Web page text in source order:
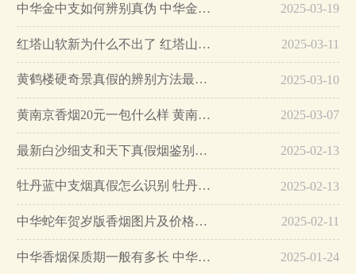
中华金中支如何辨别真伪 中华金中支真假烟鉴别方法… 2025-03-19
红塔山软新为什么不出了 红塔山软新烟停售原因详解… 2025-03-11
黄鹤楼硬奇景真假的辨别方法最简单版… 2025-03-10
黄南京香烟20元一包什么样 黄南京香烟真假鉴别… 2025-03-07
最新白沙细支和天下真假烟鉴别指南… 2025-02-13
牡丹蓝中支烟真假怎么识别 牡丹蓝中支烟真假鉴别带图… 2025-02-13
中华蛇年贺岁版香烟图片及价格大全… 2025-02-11
中华香烟保质期一般有多长 中华香烟保质期在哪里看的… 2025-01-24